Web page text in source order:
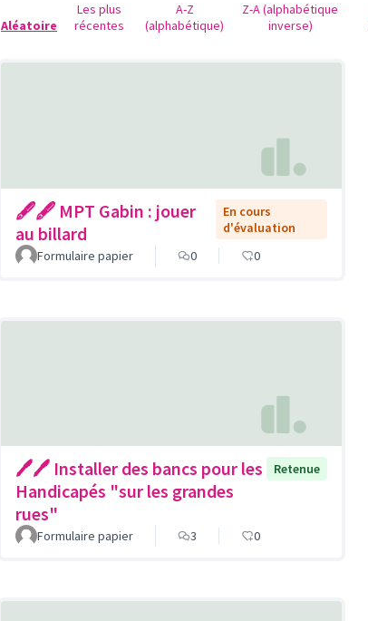
Aléatoire
Les plus
récentes
A-Z
(alphabétique)
Z-A (alphabétique
inverse)
🖋🖋 MPT Gabin : jouer
au billard
En cours
d'évaluation
Formulaire papier
0 0
🖊🖊 Installer des bancs pour les
Handicapés "sur les grandes
rues"
Retenue
Formulaire papier 3 0